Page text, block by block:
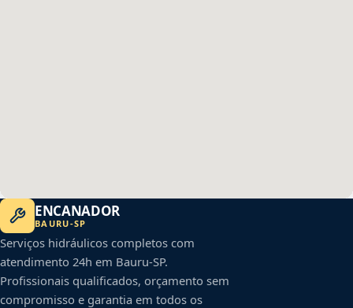
ENCANADOR
BAURU-SP
Serviços hidráulicos completos com
atendimento 24h em Bauru-SP.
Profissionais qualificados, orçamento sem
compromisso e garantia em todos os